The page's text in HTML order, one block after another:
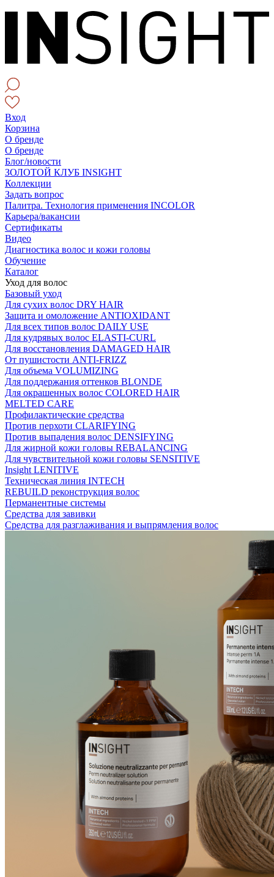
Вход
Корзина
О бренде
О бренде
Блог/новости
ЗОЛОТОЙ КЛУБ INSIGHT
Коллекции
Задать вопрос
Палитра. Технология применения INCOLOR
Карьера/вакансии
Сертификаты
Видео
Диагностика волос и кожи головы
Обучение
Каталог
Уход для волос
Базовый уход
Для сухих волос DRY HAIR
Защита и омоложение ANTIOXIDANT
Для всех типов волос DAILY USE
Для кудрявых волос ELASTI-CURL
Для восстановления DAMAGED HAIR
От пушистости ANTI-FRIZZ
Для объема VOLUMIZING
Для поддержания оттенков BLONDE
Для окрашенных волос COLORED HAIR
MELTED CARE
Профилактические средства
Против перхоти CLARIFYING
Против выпадения волос DENSIFYING
Для жирной кожи головы REBALANCING
Для чувствительной кожи головы SENSITIVE
Insight LENITIVE
Техническая линия INTECH
REBUILD реконструкция волос
Перманентные системы
Средства для завивки
Средства для разглаживания и выпрямления волос